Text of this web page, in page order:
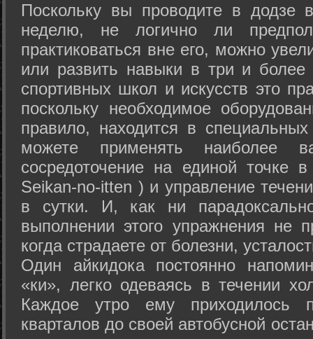
Поскольку вы проводите в додзе
неделю, не логично ли
практиковаться вне его, можно
или развить навыки в три и
спортивных школ и искусств это
поскольку необходимое
правило, находится в
можете применять наиболее
сосредоточение на единой точке
Seikan-­no-­itten ) и управление
в сутки. И, как ни
выполнении этого упражнения не
когда страдаете от болезни,
Один айкидока постоянно
«ки», легко одеваясь в течении
Каждое утро ему приходилось
кварталов до своей автобусной